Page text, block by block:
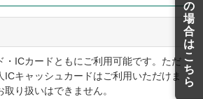
・ICカードともにご利用可能です。ただ
ICキャッシュカードはご利用いただけま
り扱いはできません。
の
場
合
は
こ
ち
ら